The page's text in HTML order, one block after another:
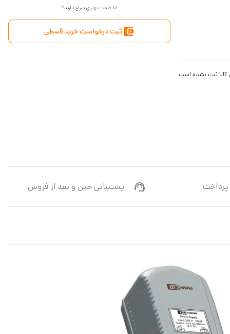
کالا ثبت نشده است
آیا قیمت بهتری سراغ دارید؟
ثبت درخواست خرید قسطی
پشتیبانی حین و بعد از فروش